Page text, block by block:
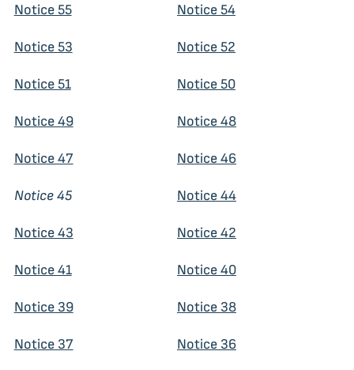
Notice 55 Notice 54
Notice 53 Notice 52
Notice 51 Notice 50
Notice 49 Notice 48
Notice 47 Notice 46
Notice 45 Notice 44
Notice 43 Notice 42
Notice 41 Notice 40
Notice 39 Notice 38
Notice 37 Notice 36